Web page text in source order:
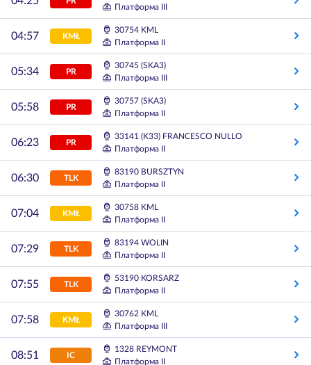
Платформа III
04:57 KMŁ
30754 KML
Платформа II
05:34 PR
30745 (SKA3)
Платформа III
05:58 PR
30757 (SKA3)
Платформа II
06:23 PR
33141 (K33) FRANCESCO NULLO
Платформа II
06:30 TLK
83190 BURSZTYN
Платформа II
07:04 KMŁ
30758 KML
Платформа II
07:29 TLK
83194 WOLIN
Платформа II
07:55 TLK
53190 KORSARZ
Платформа II
07:58 KMŁ
30762 KML
Платформа III
08:51 IC
1328 REYMONT
Платформа II